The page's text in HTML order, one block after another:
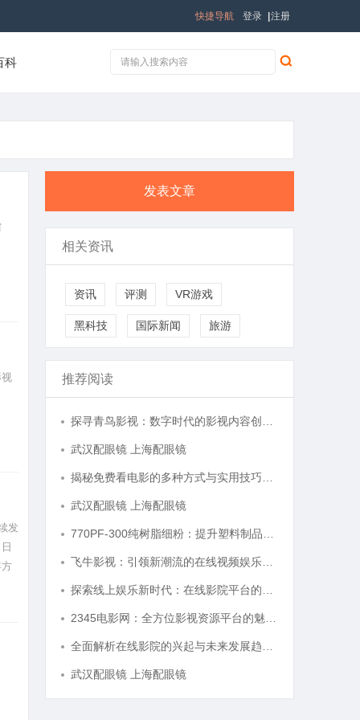
登录 注册
快捷导航
科
发
发表文章
相关资讯
资讯 评测 VR游戏
黑科技 国际新闻 旅游
推荐阅读
武汉配眼镜 上海配眼镜
武汉配眼镜 上海配眼镜
武汉配眼镜 上海配眼镜